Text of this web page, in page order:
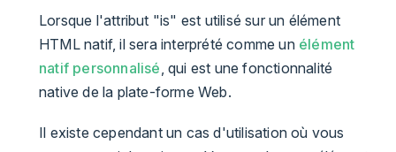
Lorsque l'attribut "is" est utilisé sur un élément
HTML natif, il sera interprété comme un élément
natif personnalisé , qui est une fonctionnalité
native de la plate-forme Web.
Il existe cependant un cas d'utilisation où vous